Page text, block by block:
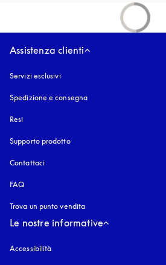
Assistenza clienti
Servizi esclusivi
Spedizione e consegna
Resi
Supporto prodotto
Contattaci
FAQ
Trova un punto vendita
Le nostre informative
Accessibilità